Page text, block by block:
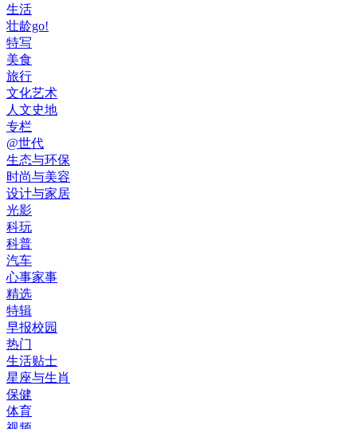
生活
壮龄go!
特写
美食
旅行
文化艺术
人文史地
专栏
@世代
生态与环保
时尚与美容
设计与家居
光影
科玩
科普
汽车
心事家事
精选
特辑
早报校园
热门
生活贴士
星座与生肖
保健
体育